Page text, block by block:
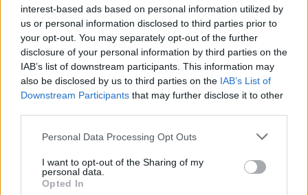
interest-based ads based on personal information utilized by
us or personal information disclosed to third parties prior to
your opt-out. You may separately opt-out of the further
disclosure of your personal information by third parties on the
IAB’s list of downstream participants. This information may
also be disclosed by us to third parties on the IAB’s List of
Downstream Participants that may further disclose it to other
Personal Data Processing Opt Outs
I want to opt-out of the Sharing of my
personal data.
Opted In
“Okolo seba vidím, ako moji priatelia investujú do
domov 400 000 dolárov a zadlžujú sa na 35 rokov. To je
nezmysel. Všetky nákladné domy a veci, ktoré
hromadíme, totiž vôbec nepotrebujeme, “povedal
Podľa odhadov vyšla samotná stavba na 20 000
dolárov (cca 500 000 Sk), pričom ďalších 30 000
h
f
o
r
: